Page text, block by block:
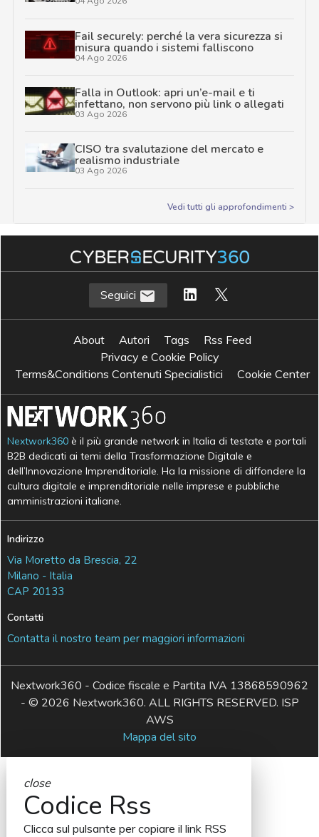
Fail securely: perché la vera sicurezza si
misura quando i sistemi falliscono
04 Ago 2026
Falla in Outlook: apri un’e-mail e ti
infettano, non servono più link o allegati
03 Ago 2026
CISO tra svalutazione del mercato e
realismo industriale
03 Ago 2026
Vedi tutti gli approfondimenti >
Seguici
About Autori Tags
Rss Feed
Privacy e Cookie Policy
Terms&Conditions Contenuti Specialistici
Cookie Center
Nextwork360 è il più grande network in Italia di testate e portali
B2B dedicati ai temi della Trasformazione Digitale e
dell’Innovazione Imprenditoriale. Ha la missione di diffondere la
cultura digitale e imprenditoriale nelle imprese e pubbliche
amministrazioni italiane.
Indirizzo
Via Moretto da Brescia, 22
Milano - Italia
CAP 20133
Contatti
Contatta il nostro team per maggiori informazioni
Nextwork360 - Codice fiscale e Partita IVA 13868590962
- © 2026 Nextwork360. ALL RIGHTS RESERVED. ISP
AWS
Mappa del sito
close
Codice Rss
Clicca sul pulsante per copiare il link RSS